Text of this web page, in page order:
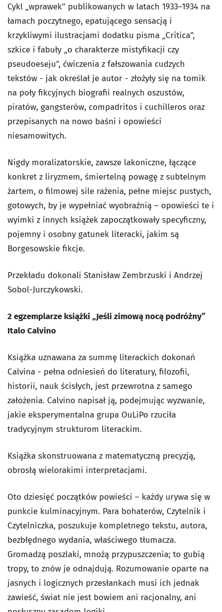
Cykl „wprawek" publikowanych w latach 1933–1934 na
łamach poczytnego, epatującego sensacją i
krzykliwymi ilustracjami dodatku pisma „Crítica",
szkice i fabuły „o charakterze mistyfikacji czy
pseudoeseju", ćwiczenia z fałszowania cudzych
tekstów - jak określał je autor - złożyły się na tomik
na poły fikcyjnych biografii realnych oszustów,
piratów, gangsterów, compadritos i cuchilleros oraz
przepisanych na nowo baśni i opowieści
niesamowitych.
Nigdy moralizatorskie, zawsze lakoniczne, łączące
konkret z liryzmem, śmiertelną powagę z subtelnym
żartem, o filmowej sile rażenia, pełne miejsc pustych,
gotowych, by je wypełniać wyobraźnią – opowieści te i
wyimki z innych książek zapoczątkowały specyficzny,
pojemny i osobny gatunek literacki, jakim są
Borgesowskie fikcje.
Przekładu dokonali Stanisław Zembrzuski i Andrzej
Sobol-Jurczykowski.
2 egzemplarze książki „Jeśli zimową nocą podróżny”
Italo Calvino
Książka uznawana za summę literackich dokonań
Calvina - pełna odniesień do literatury, filozofii,
historii, nauk ścisłych, jest przewrotna z samego
założenia. Calvino napisał ją, podejmując wyzwanie,
jakie eksperymentalna grupa OuLiPo rzuciła
tradycyjnym strukturom literackim.
Książka skonstruowana z matematyczną precyzją,
obrosłą wielorakimi interpretacjami.
Oto dziesięć początków powieści – każdy urywa się w
punkcie kulminacyjnym. Para bohaterów, Czytelnik i
Czytelniczka, poszukuje kompletnego tekstu, autora,
bezbłędnego wydania, właściwego tłumacza.
Gromadzą poszlaki, mnożą przypuszczenia; to gubią
tropy, to znów je odnajdują. Rozumowanie oparte na
jasnych i logicznych przesłankach musi ich jednak
zawieść, świat nie jest bowiem ani racjonalny, ani